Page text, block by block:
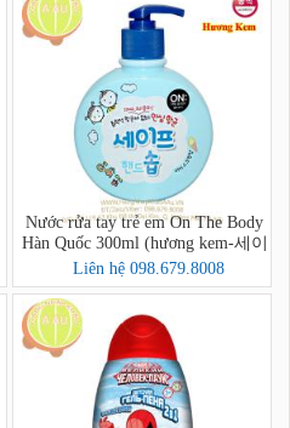
Nước rửa tay trẻ em On The Body
Hàn Quốc 300ml (hương kem-세이
프핸드솝)
Liên hệ 098.679.8008